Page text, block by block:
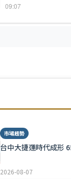
市場趨勢
台中大捷運時代成形
2026-08-07